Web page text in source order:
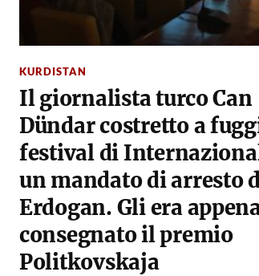
KURDISTAN
Il giornalista turco Can
Dündar costretto a
festival di
un mandato di arresto
Erdogan. Gli era
consegnato il premio
Politkovskaja